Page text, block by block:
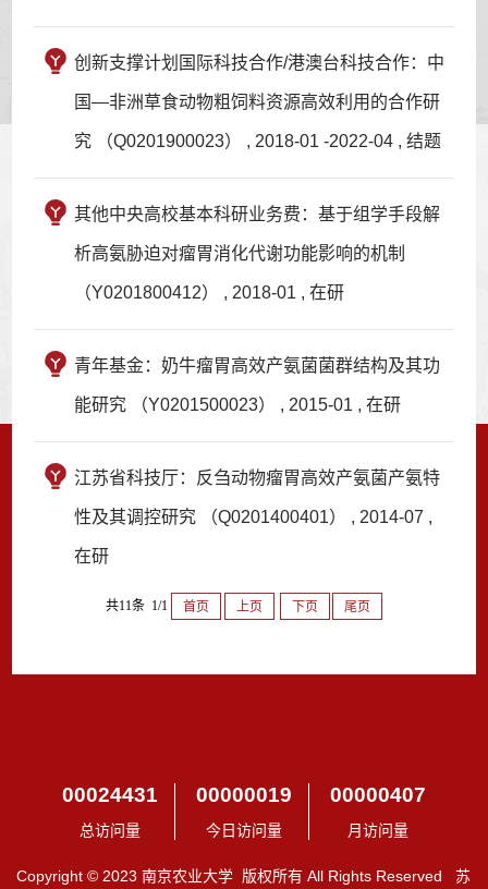
创新支撑计划国际科技合作/港澳台科技合作：中
国—非洲草食动物粗饲料资源高效利用的合作研
究 （Q0201900023） , 2018-01 -2022-04 , 结题
其他中央高校基本科研业务费：基于组学手段解
析高氨胁迫对瘤胃消化代谢功能影响的机制
（Y0201800412） , 2018-01 , 在研
青年基金：奶牛瘤胃高效产氨菌菌群结构及其功
能研究 （Y0201500023） , 2015-01 , 在研
江苏省科技厅：反刍动物瘤胃高效产氨菌产氨特
性及其调控研究 （Q0201400401） , 2014-07 ,
在研
共11条 1/1 首页 上页 下页 尾页
00024431
总访问量
00000019
今日访问量
00000407
月访问量
Copyright © 2023 南京农业大学 版权所有 All Rights Reserved 苏